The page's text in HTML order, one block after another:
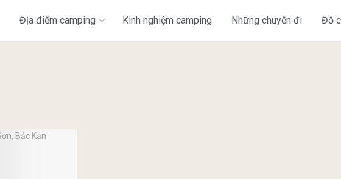
Địa điểm camping Kinh nghiệm camping Những chuyến đi Đồ